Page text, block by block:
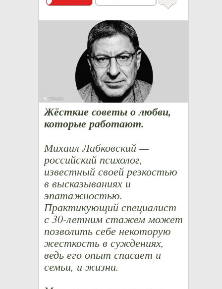
Жёсткие советы о любви,
которые работают.
Михаил Лабковский —
российский психолог,
известный своей резкостью
в высказываниях и
эпатажностью.
Практикующий специалист
с 30-летним стажем может
позволить себе некоторую
жесткость в суждениях,
ведь его опыт спасает и
семьи, и жизни.